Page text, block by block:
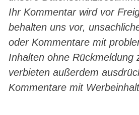
Ihr Kommentar wird vor
behalten uns vor,
oder Kommentare mit
Inhalten ohne Rückmeldung
verbieten außerdem
Kommentare mit